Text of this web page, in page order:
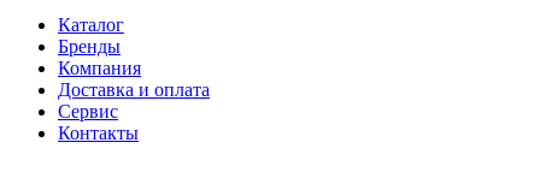
Каталог
Бренды
Компания
Доставка и оплата
Сервис
Контакты